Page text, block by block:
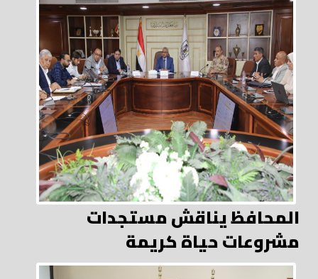
المحافظ يناقش مستجدات
مشروعات حياة كريمة